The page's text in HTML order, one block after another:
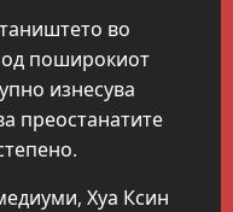
во
од поширокиот
изнесува
преостанатите
Хуа Ксин